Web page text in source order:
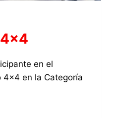
en el
4×4 en la Categoría